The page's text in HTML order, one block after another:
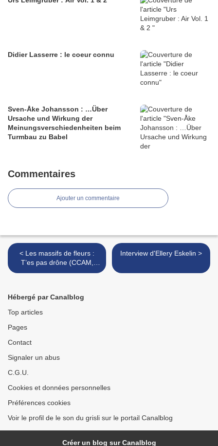
Didier Lasserre : le coeur connu
Sven-Åke Johansson : …Über
Ursache und Wirkung der
Meinungsverschiedenheiten beim
Turmbau zu Babel
Commentaires
Ajouter un commentaire
< Les massifs de fleurs :
T’es pas drône (CCAM,
2015)
Interview d'Ellery Eskelin >
Hébergé par Canalblog
Top articles
Pages
Contact
Signaler un abus
C.G.U.
Cookies et données personnelles
Préférences cookies
Voir le profil de le son du grisli sur le portail Canalblog
Créer un blog sur Canalblog